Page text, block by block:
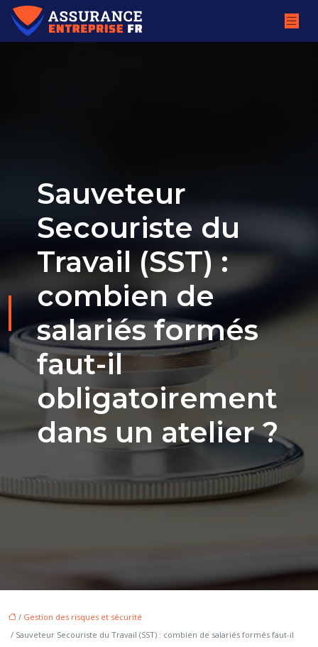
Sauveteur
Secouriste du
Travail (SST) :
combien de
salariés formés
faut-il
obligatoirement
dans un atelier ?
/ Gestion des risques et sécurité
/ Sauveteur Secouriste du Travail (SST) : combien de salariés formés faut-il